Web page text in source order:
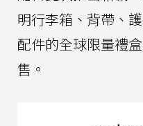
明行李箱、背帶、
配件的全球限量禮
售。